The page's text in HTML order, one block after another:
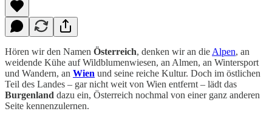
Hören wir den Namen Österreich, denken wir an die Alpen, an
weidende Kühe auf Wildblumenwiesen, an Almen, an Wintersport
und Wandern, an Wien und seine reiche Kultur. Doch im östlichen
Teil des Landes – gar nicht weit von Wien entfernt – lädt das
Burgenland dazu ein, Österreich nochmal von einer ganz anderen
Seite kennenzulernen.